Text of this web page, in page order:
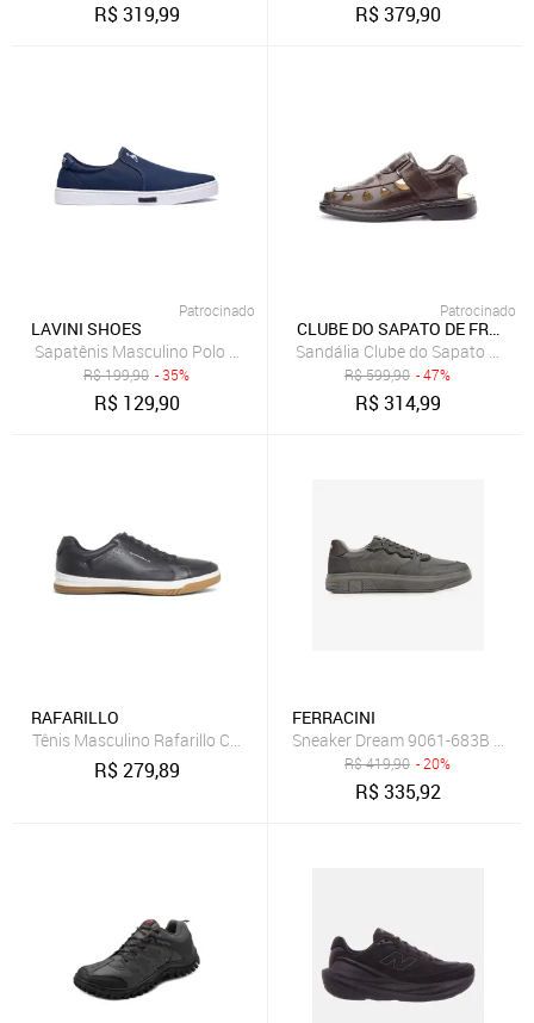
R$319,99 R$379,90
Patrocinado
LAVINI SHOES
Sapatênis Masculino Polo Joy Slip On Casual Todos Tamanhos
R$199,90 - 35%
R$ 129,90
Patrocinado
CLUBE DO SAPATO DE FRANCA
Sandália Clube do Sapato de
R$599,90 - 47%
R$314,99
RAFARILLO
Tênis Masculino Rafarillo Casual Confortável com Cadarço Clássico
R$279,89
FERRACINI
Sneaker Dream 9061-683B Cinza
R$419,90 - 20%
R$335,92